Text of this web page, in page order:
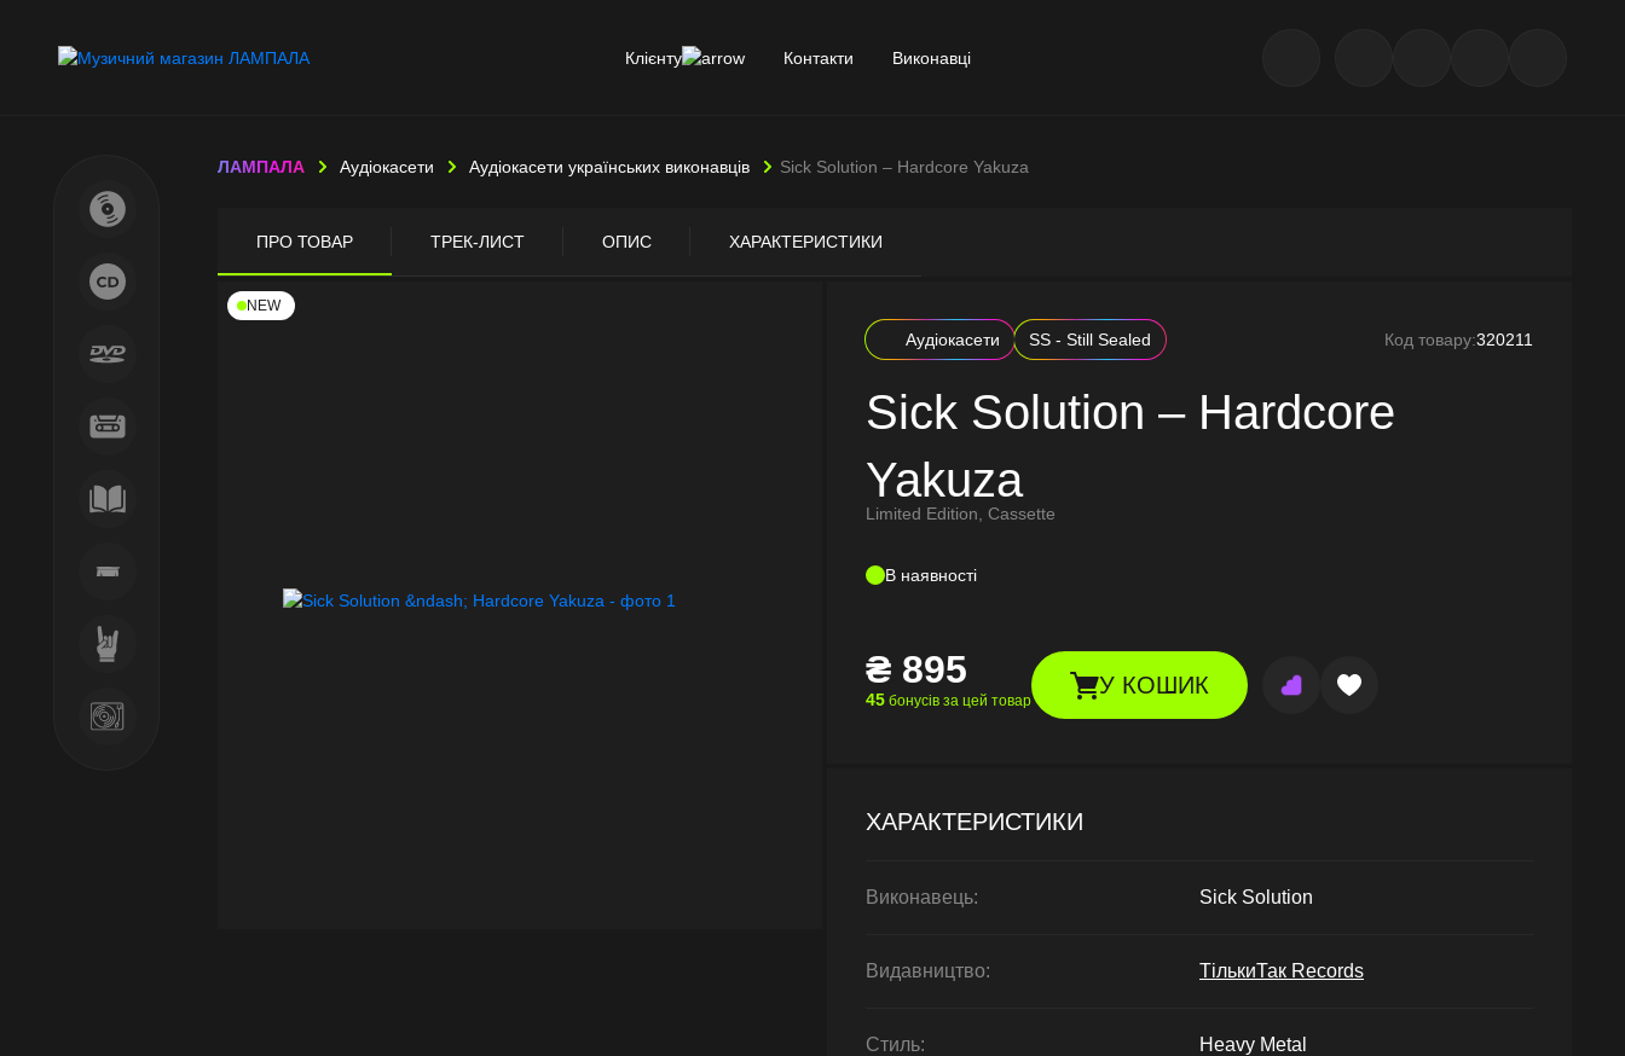
Клієнту Контакти Виконавці
ЛАМПАЛА Аудіокасети Аудіокасети українських виконавців Sick Solution – Hardcore Yakuza
ПРО ТОВАР ТРЕК-ЛИСТ ОПИС ХАРАКТЕРИСТИКИ
NEW
Аудіокасети SS - Still Sealed Код товару:320211
Sick Solution – Hardcore
Yakuza
Limited Edition, Cassette
В наявності
₴ 895
45 бонусів за цей товар
У КОШИК
ХАРАКТЕРИСТИКИ
Виконавець: Sick Solution
Видавництво: ТількиТак Records
Стиль: Heavy Metal